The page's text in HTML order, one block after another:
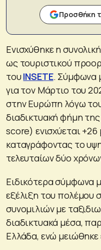
Προσθήκη
Ενισχύθηκε η
ως τουριστικού
τουINSETE. Σύμφωνα
για τον Μάρτιο του
στην Ευρώπη λόγω
διαδικτυακή φήμη
score) ενισχύεται
καταγράφοντας το
τελευταίων δύο
Ειδικότερα σύμφωνα
εξέλιξη του πολέμου
συνομιλιών με
διαδικτυακά μέσα,
Ελλάδα, ενώ